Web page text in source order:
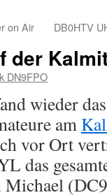
on Air DB0HTV
der
DN9FPO
wieder
am
vor Ort
das
Michael